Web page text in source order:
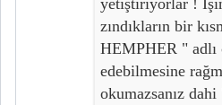
zındıkların bir
HEMPHER " adlı
edebilmesine
okumazsanız